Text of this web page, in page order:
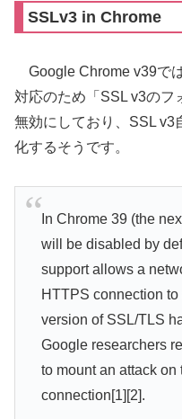
SSLv3 in Chrome
Google Chrome v39で
対応のため「SSL v3のフ
無効にしており、SSL v3
化するそうです。
In Chrome 39 (the
will be disabled by
support allows a
HTTPS connection
version of SSL/TLS
Google researchers
to mount an attack
connection[1][2].